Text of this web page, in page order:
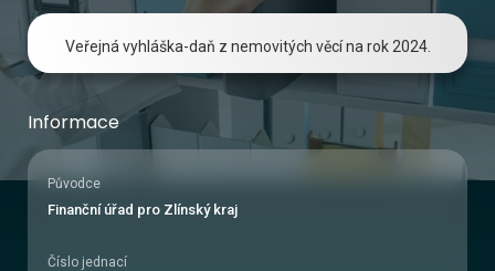
Veřejná vyhláška-daň z nemovitých věcí na rok 2024.
Informace
Původce
Finanční úřad pro Zlínský kraj
Číslo jednací